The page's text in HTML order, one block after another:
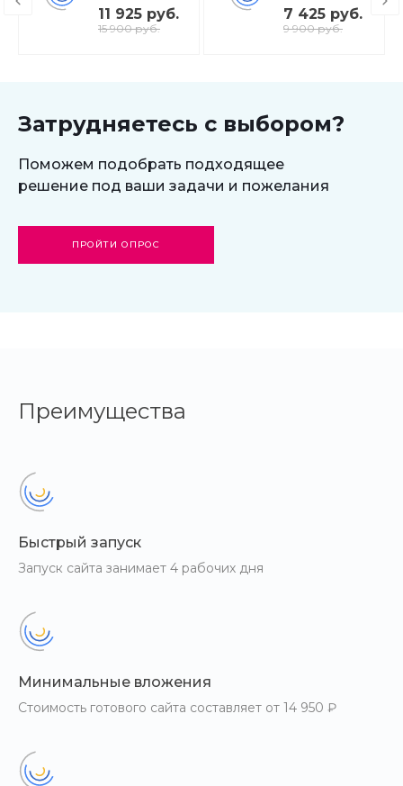
- региональная сеть
вашего сайта с
11 925 руб.
15 900 руб.
модуль
интернет-
7 425 руб.
9 900 руб.
Затрудняетесь с выбором?
Поможем подобрать подходящее
решение под ваши задачи и пожелания
ПРОЙТИ ОПРОС
Преимущества
Быстрый запуск
Запуск сайта занимает 4 рабочих дня
Минимальные вложения
Стоимость готового сайта составляет от 14 950 ₽